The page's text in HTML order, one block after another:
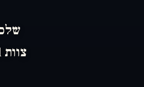
צוות HPortal